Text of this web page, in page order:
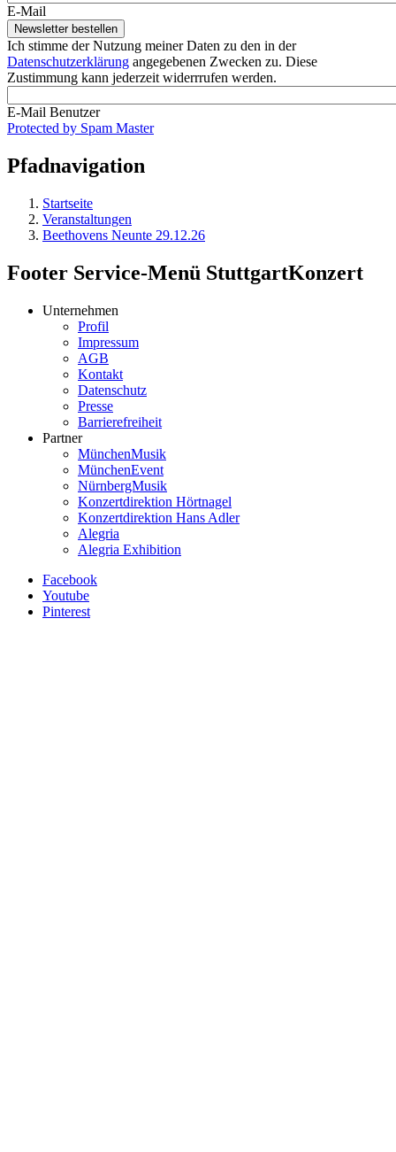
E-Mail
Ich stimme der Nutzung meiner Daten zu den in der
Datenschutzerklärung angegebenen Zwecken zu. Diese
Zustimmung kann jederzeit widerrrufen werden.
E-Mail Benutzer
Protected by Spam Master
Pfadnavigation
Startseite
Veranstaltungen
Beethovens Neunte 29.12.26
Footer Service-Menü StuttgartKonzert
Unternehmen
Profil
Impressum
AGB
Kontakt
Datenschutz
Presse
Barrierefreiheit
Partner
MünchenMusik
MünchenEvent
NürnbergMusik
Konzertdirektion Hörtnagel
Konzertdirektion Hans Adler
Alegria
Alegria Exhibition
Facebook
Youtube
Pinterest